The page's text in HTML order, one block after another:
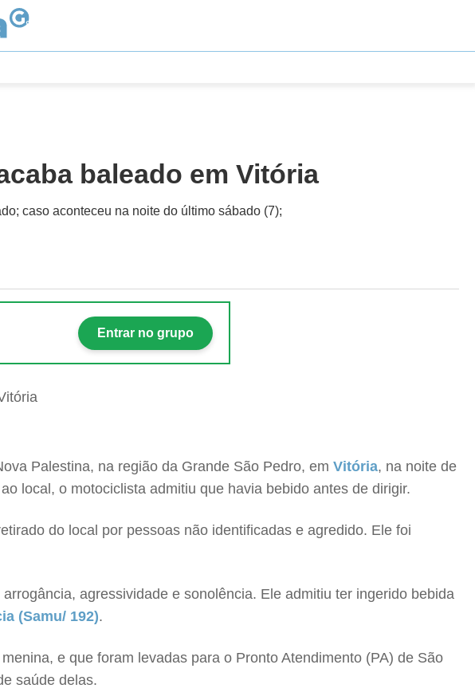
baleado em Vitória
caso aconteceu na noite do último sábado (7);
Entrar no grupo
Palestina, na região da Grande São Pedro, em Vitória, na noite de
local, o motociclista admitiu que havia bebido antes de dirigir.
do local por pessoas não identificadas e agredido. Ele foi
agressividade e sonolência. Ele admitiu ter ingerido bebida
(Samu/ 192).
e que foram levadas para o Pronto Atendimento (PA) de São
saúde delas.